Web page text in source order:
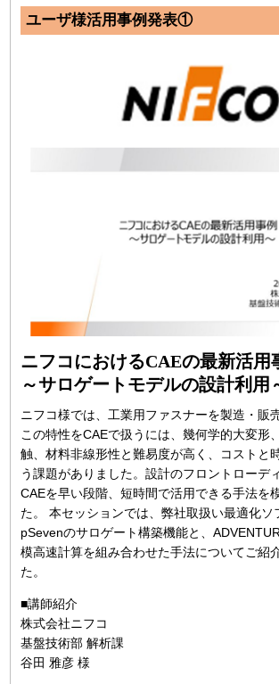
ユーザ様活用事例発表①
ニフコにおけるCAEの最新活用
～サロゲートモデルの設計利用
ニフコ様では、工業用ファスナーを製造・販
この特性をCAEで扱うには、幾何学的大変形
触、材料非線形性と難易度が高く、コストと
う課題がありました。設計のフロントローデ
CAEを早い段階、短時間で活用できる手法を
た。 本セッションでは、弊社取扱い最適化ソ
pSevenのサロゲート構築機能と、
模高速計算を組み合わせた手法についてご紹
た。
■講師紹介
株式会社ニフコ
基盤技術部 解析課
谷田 雅彦 様